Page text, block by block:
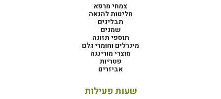
צמחי מרפא
חליטות להנאה
תבלינים
שמנים
תוספי תזונה
מינרלים וחומרי גלם
מוצרי מורינגה
פטריות
אביזרים
שעות פעילות